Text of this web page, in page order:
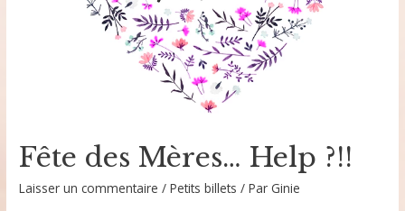
Fête des Mères… Help ?!!
Laisser un commentaire /Petits billets / Par Ginie